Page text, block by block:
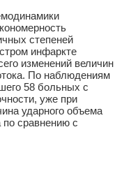
степеней
инфаркте
изменений величин
По наблюдениям
58 больных с
уже при
ударного объема
по сравнению с